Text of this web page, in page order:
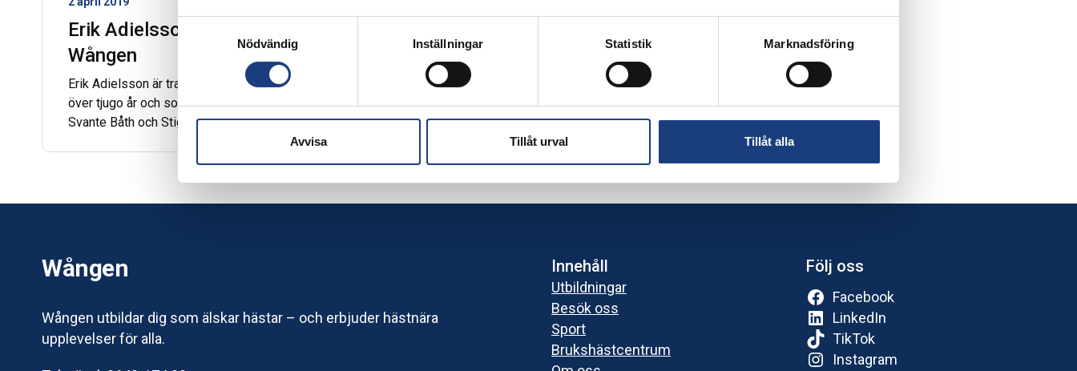
Samtyckesval
Nödvändig
Inställningar Statistik Marknadsföring
Avvisa Tillåt urval Tillåt alla
Erik Adielsson besökte
Wången
Erik Adielsson är travkusken som kört häst i
över tjugo år och som nu är förstekusk hos
Svante Båth och Stig H Johansson.
Sammanlagt har han kört häst så långt att det
räcker sju och ett halvt varv runt ekvatorn. Vi
bjöd in honom till Wången för att ge elever
Wången
Wången utbildar dig som älskar hästar – och erbjuder hästnära
upplevelser för alla.
Innehåll
Utbildningar
Besök oss
Sport
Brukshästcentrum
Följ oss
Facebook
LinkedIn
TikTok
Instagram